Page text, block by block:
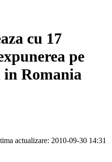
cu 17
pe
Romania
actualizare: 2010-09-30 14:31